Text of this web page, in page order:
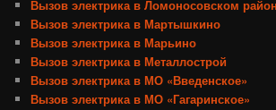
Вызов электрика в Ломоносовском
Вызов электрика в Мартышкино
Вызов электрика в Марьино
Вызов электрика в Металлострой
Вызов электрика в МО «Введенское»
Вызов электрика в МО «Гагаринское»